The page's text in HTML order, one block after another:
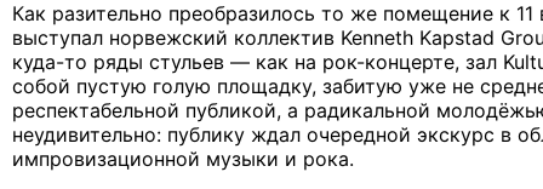
Как разительно преобразилось то же помещение к 11
выступал норвежский коллектив Kenneth Kapstad
куда-то ряды стульев — как на рок-концерте, зал
собой пустую голую площадку, забитую уже не
респектабельной публикой, а радикальной
неудивительно: публику ждал очередной экскурс в
импровизационной музыки и рока.